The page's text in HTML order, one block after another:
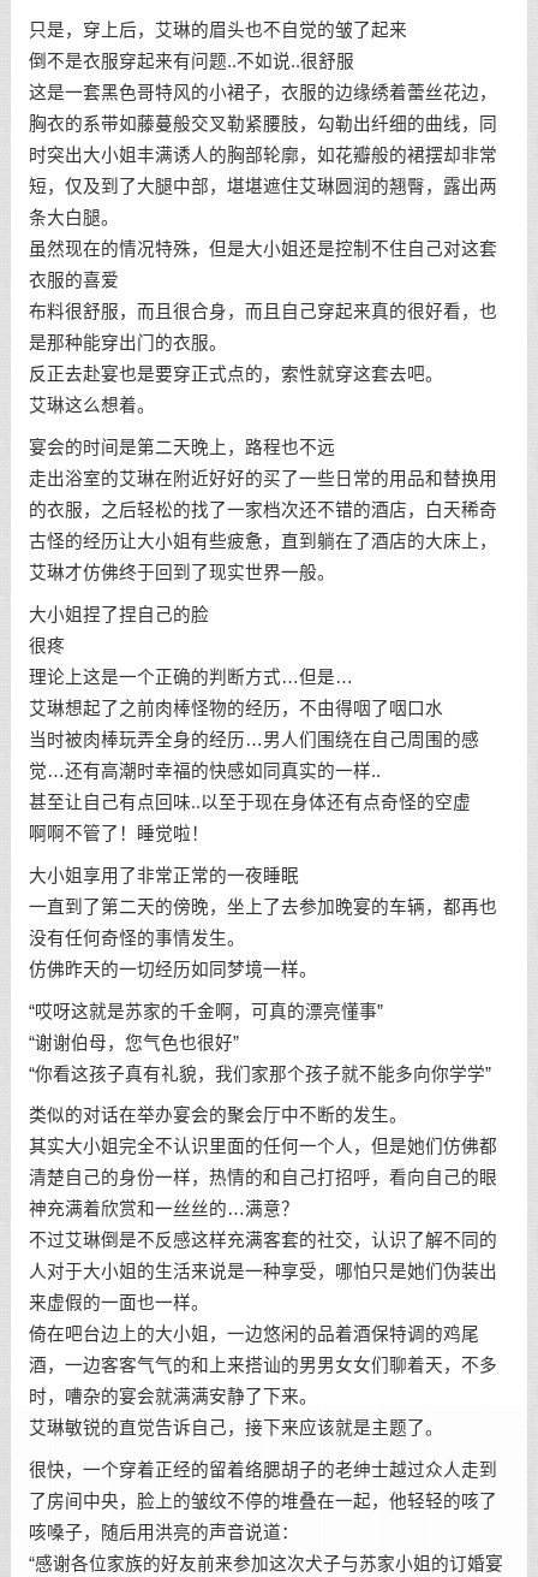
只是，穿上后，艾琳的眉头也不自觉的皱了起来
倒不是衣服穿起来有问题..不如说..很舒服
这是一套黑色哥特风的小裙子，衣服的边缘绣着蕾丝花边，
胸衣的系带如藤蔓般交叉勒紧腰肢，勾勒出纤细的曲线，同
时突出大小姐丰满诱人的胸部轮廓，如花瓣般的裙摆却非常
短，仅及到了大腿中部，堪堪遮住艾琳圆润的翘臀，露出两
条大白腿。
虽然现在的情况特殊，但是大小姐还是控制不住自己对这套
衣服的喜爱
布料很舒服，而且很合身，而且自己穿起来真的很好看，也
是那种能穿出门的衣服。
反正去赴宴也是要穿正式点的，索性就穿这套去吧。
艾琳这么想着。
宴会的时间是第二天晚上，路程也不远
走出浴室的艾琳在附近好好的买了一些日常的用品和替换用
的衣服，之后轻松的找了一家档次还不错的酒店，白天稀奇
古怪的经历让大小姐有些疲惫，直到躺在了酒店的大床上，
艾琳才仿佛终于回到了现实世界一般。
大小姐捏了捏自己的脸
很疼
理论上这是一个正确的判断方式…但是…
艾琳想起了之前肉棒怪物的经历，不由得咽了咽口水
当时被肉棒玩弄全身的经历…男人们围绕在自己周围的感
觉…还有高潮时幸福的快感如同真实的一样..
甚至让自己有点回味..以至于现在身体还有点奇怪的空虚
啊啊不管了！睡觉啦！
大小姐享用了非常正常的一夜睡眠
一直到了第二天的傍晚，坐上了去参加晚宴的车辆，都再也
没有任何奇怪的事情发生。
仿佛昨天的一切经历如同梦境一样。
“哎呀这就是苏家的千金啊，可真的漂亮懂事”
“谢谢伯母，您气色也很好”
“你看这孩子真有礼貌，我们家那个孩子就不能多向你学学”
类似的对话在举办宴会的聚会厅中不断的发生。
其实大小姐完全不认识里面的任何一个人，但是她们仿佛都
清楚自己的身份一样，热情的和自己打招呼，看向自己的眼
神充满着欣赏和一丝丝的…满意？
不过艾琳倒是不反感这样充满客套的社交，认识了解不同的
人对于大小姐的生活来说是一种享受，哪怕只是她们伪装出
来虚假的一面也一样。
倚在吧台边上的大小姐，一边悠闲的品着酒保特调的鸡尾
酒，一边客客气气的和上来搭讪的男男女女们聊着天，不多
时，嘈杂的宴会就满满安静了下来。
艾琳敏锐的直觉告诉自己，接下来应该就是主题了。
很快，一个穿着正经的留着络腮胡子的老绅士越过众人走到
了房间中央，脸上的皱纹不停的堆叠在一起，他轻轻的咳了
咳嗓子，随后用洪亮的声音说道：
“感谢各位家族的好友前来参加这次犬子与苏家小姐的订婚宴